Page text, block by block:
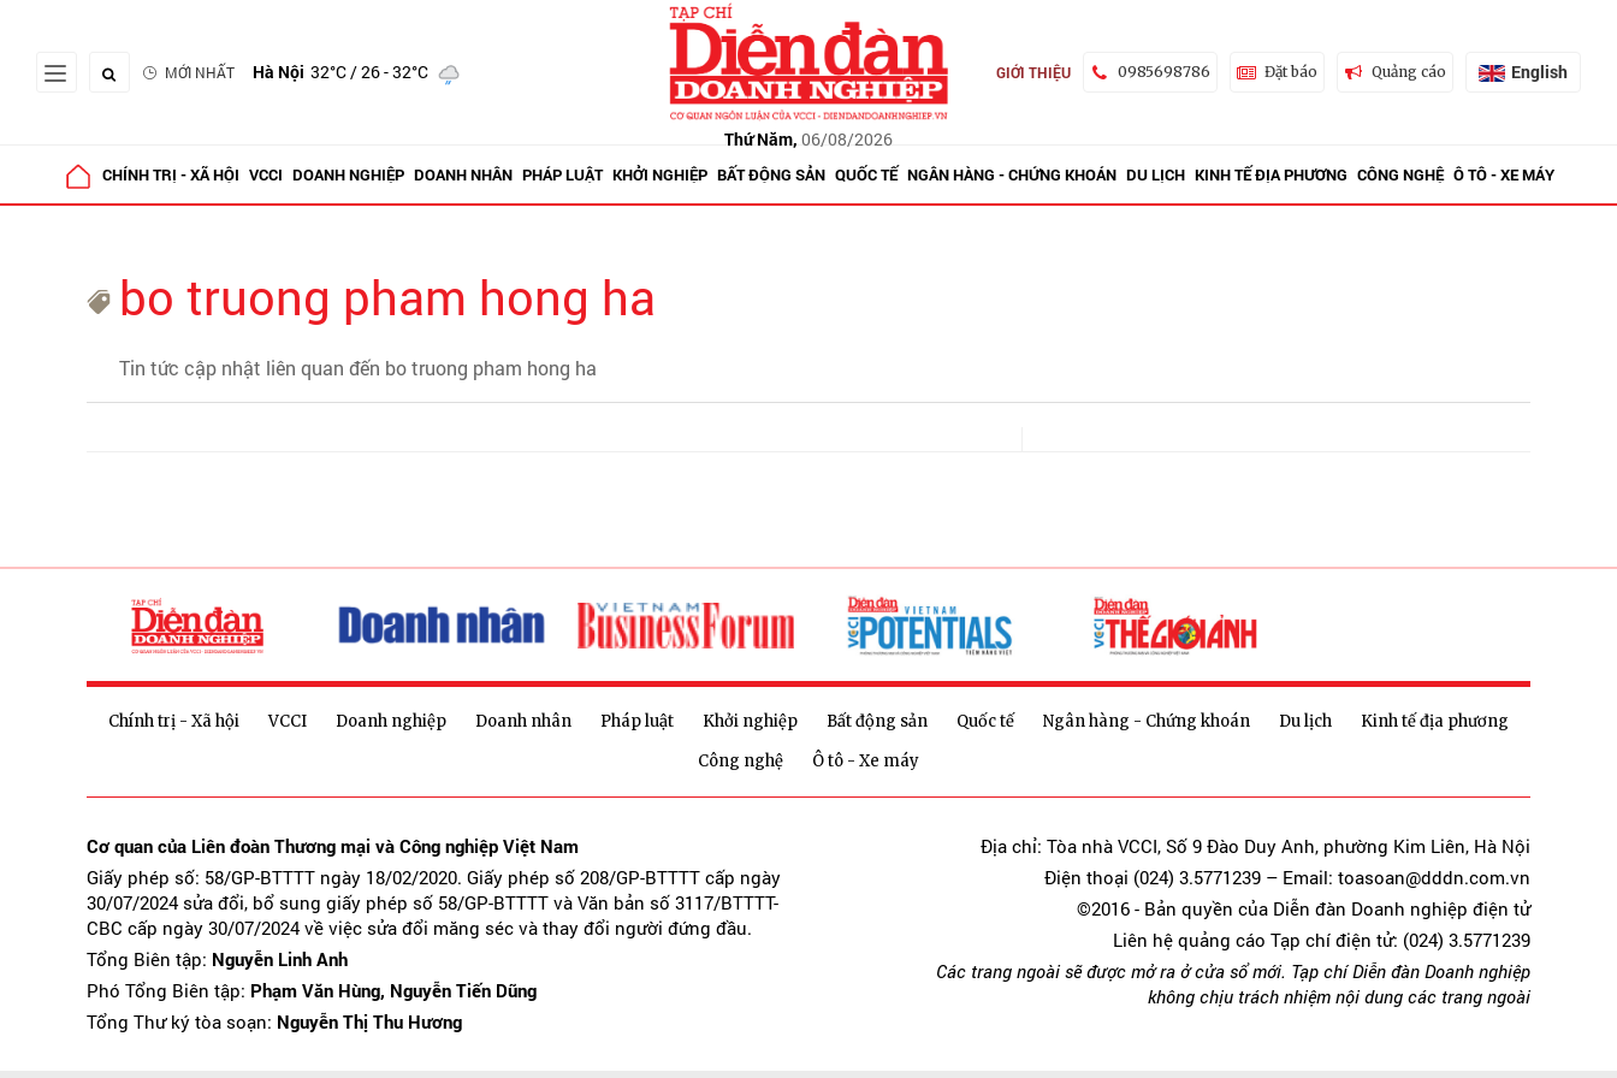
MỚI NHẤT Hà Nội 32°C/ 26 - 32°C
Thứ Năm, 06/08/2026
GIỚI THIỆU 0985698786 Đặt báo Quảng cáo English
CHÍNH TRỊ - XÃ HỘI VCCI DOANH NGHIỆP DOANH NHÂN PHÁP LUẬT KHỞI NGHIỆP BẤT ĐỘNG SẢN QUỐC TẾ NGÂN HÀNG - CHỨNG KHOÁN DU LỊCH KINH TẾ ĐỊA PHƯƠNG CÔNG NGHỆ Ô TÔ - XE MÁY
bo truong pham hong ha
Tin tức cập nhật liên quan đến bo truong pham hong ha
Chính trị - Xã hội VCCI Doanh nghiệp Doanh nhân Pháp luật Khởi nghiệp Bất động sản Quốc tế Ngân hàng - Chứng khoán Du lịch
Kinh tế địa phương
Công nghệ
Ô tô - Xe máy
Cơ quan của Liên đoàn Thương mại và Công nghiệp Việt Nam
Giấy phép số: 58/GP-BTTTT ngày 18/02/2020. Giấy phép số 208/GP-BTTTT cấp ngày
30/07/2024 sửa đổi, bổ sung giấy phép số 58/GP-BTTTT và Văn bản số 3117/BTTTT-
CBC cấp ngày 30/07/2024 về việc sửa đổi măng séc và thay đổi người đứng đầu.
Tổng Biên tập: Nguyễn Linh Anh
Phó Tổng Biên tập: Phạm Văn Hùng, Nguyễn Tiến Dũng
Tổng Thư ký tòa soạn: Nguyễn Thị Thu Hương
Địa chỉ: Tòa nhà VCCI, Số 9 Đào Duy Anh, phường Kim Liên, Hà Nội
Điện thoại (024) 3.5771239 – Email: toasoan@dddn.com.vn
©2016 - Bản quyền của Diễn đàn Doanh nghiệp điện tử
Liên hệ quảng cáo Tạp chí điện tử: (024) 3.5771239
Các trang ngoài sẽ được mở ra ở cửa sổ mới. Tạp chí Diễn đàn Doanh nghiệp
không chịu trách nhiệm nội dung các trang ngoài